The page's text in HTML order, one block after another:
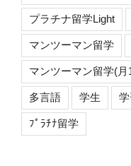
プラチナ留学Light
マンツーマン留学
マンツーマン留学(月
多言語 学生 学
ﾌﾟﾗﾁﾅ留学